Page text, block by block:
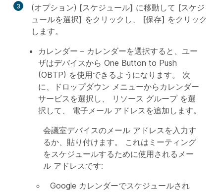
3 (オプション) [スケジュール] に移動して [スケジ
ュールを選択] をクリックし、 [保存] をクリック
します。
カレンダー – カレンダーを選択すると、ユー
ザはデバイスから One Button to Push
(OBTP) を使用できるようになります。 次
に、ドロップダウン メニューからカレンダー
サービスを選択し、
リソース グループを選
択して、 電子メール アドレス を追加します。
会議室デバイスのメール アドレスを入力す
るか、貼り付けます。 これはミーティング
をスケジュールするために使用されるメー
ル アドレスです:
Google カレンダーでスケジュールされ